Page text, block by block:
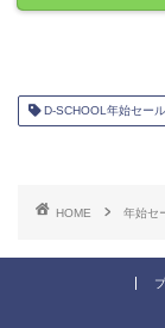
D-SCHOOL年始セール
HOME 年始セ